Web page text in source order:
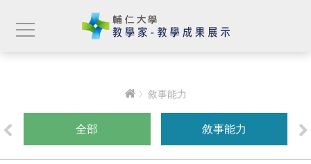
〉敘事能力
全部 敘事能力